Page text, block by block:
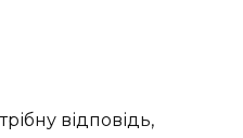
відповідь,